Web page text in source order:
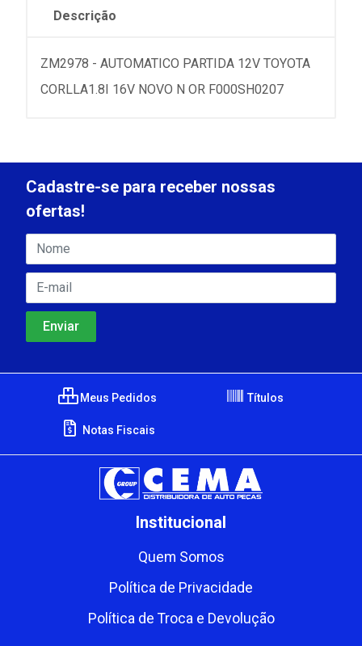
Descrição
ZM2978 - AUTOMATICO PARTIDA 12V TOYOTA
CORLLA1.8I 16V NOVO N OR F000SH0207
Cadastre-se para receber nossas
ofertas!
Meus Pedidos Títulos
Notas Fiscais
Institucional
Quem Somos
Política de Privacidade
Política de Troca e Devolução